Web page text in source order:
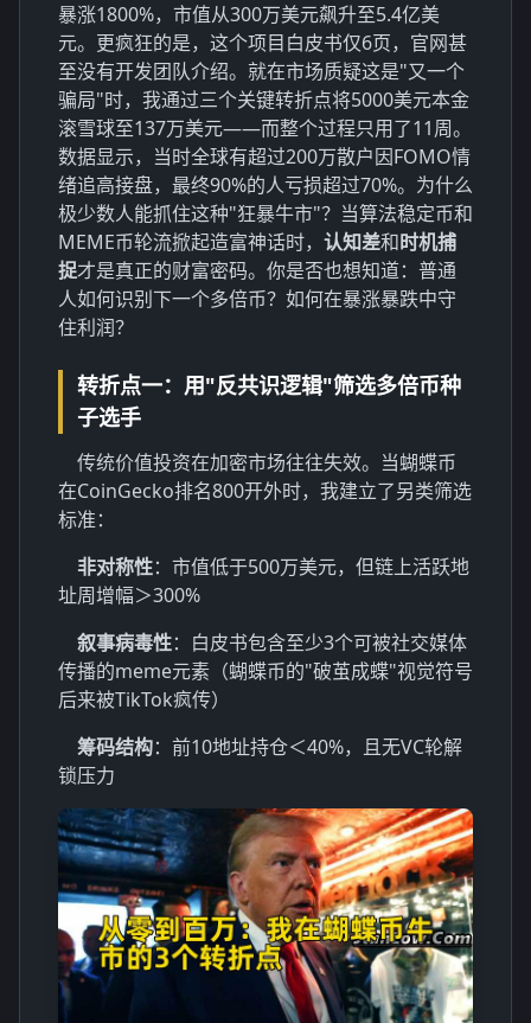
暴涨1800%，市值从300万美元飙升至5.4亿美
元。更疯狂的是，这个项目白皮书仅6页，官网甚
至没有开发团队介绍。就在市场质疑这是"又一个
骗局"时，我通过三个关键转折点将5000美元本金
滚雪球至137万美元——而整个过程只用了11周。
数据显示，当时全球有超过200万散户因FOMO情
绪追高接盘，最终90%的人亏损超过70%。为什么
极少数人能抓住这种"狂暴牛市"？当算法稳定币和
MEME币轮流掀起造富神话时， 认知差和时机捕
捉才是真正的财富密码。你是否也想知道：普通
人如何识别下一个多倍币？如何在暴涨暴跌中守
住利润？
转折点一：用"反共识逻辑"筛选多倍币种
子选手
传统价值投资在加密市场往往失效。当蝴蝶币
在CoinGecko排名800开外时，我建立了另类筛选
标准：
非对称性：市值低于500万美元，但链上活跃地
址周增幅＞300%
叙事病毒性：白皮书包含至少3个可被社交媒体
传播的meme元素（蝴蝶币的"破茧成蝶"视觉符号
后来被TikTok疯传）
筹码结构：前10地址持仓＜40%，且无VC轮解
锁压力